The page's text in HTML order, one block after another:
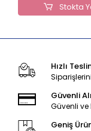
Stokta
Hızlı
Güvenli
Güvenli
Geniş